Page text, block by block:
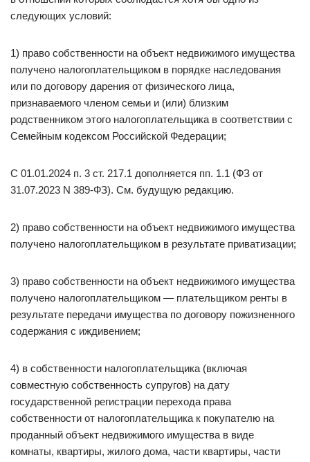
следующих условий:
1) право собственности на объект недвижимого имущества
получено налогоплательщиком в порядке наследования
или по договору дарения от физического лица,
признаваемого членом семьи и (или) близким
родственником этого налогоплательщика в соответствии с
Семейным кодексом Российской Федерации;
С 01.01.2024 п. 3 ст. 217.1 дополняется пп. 1.1 (ФЗ от
31.07.2023 N 389-ФЗ). См. будущую редакцию.
2) право собственности на объект недвижимого имущества
получено налогоплательщиком в результате приватизации;
3) право собственности на объект недвижимого имущества
получено налогоплательщиком — плательщиком ренты в
результате передачи имущества по договору пожизненного
содержания с иждивением;
4) в собственности налогоплательщика (включая
совместную собственность супругов) на дату
государственной регистрации перехода права
собственности от налогоплательщика к покупателю на
проданный объект недвижимого имущества в виде
комнаты, квартиры, жилого дома, части квартиры, части